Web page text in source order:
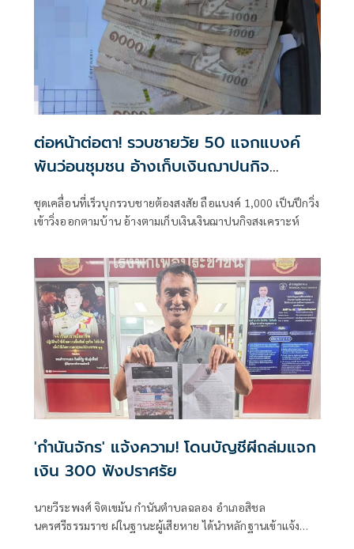
ต่อหน้าต่อตา! รวบชายวัย 50 แจกแบงค์
พันว่อนชุมชน อ้างเก็บเงินฌาปนกิจ
สงเคราะห์
ชุดเคลื่อนที่เร็วบุกรวบชายต้องสงสัย ถือแบงค์ 1,000 เป็นปึกวิ่ง
เข้าวิ่งออกตามบ้าน อ้างตามเก็บเงินเงินฌาปนกิจสงเคราะห์
'กำนันจักร' แจ้งความ! โดนบัญชีผีถล่มแจก
เงิน 300 ฟังปราศรัย
นายวีระพงศ์ จิตเขม้น กำนันตำบลฉลอง อำเภอสิชล
นครศรีธรรมราช ฝในฐานะผู้เสียหาย ได้นำหลักฐานเข้าแจ้ง